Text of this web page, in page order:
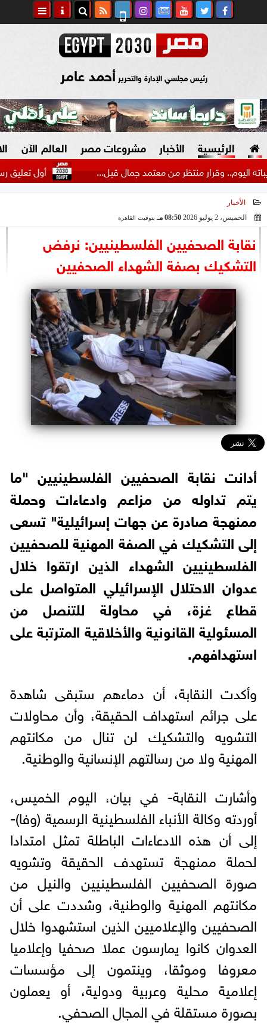
رئيس مجلسي الإدارة والتحرير أحمد عامر
الرئيسية الأخبار
السياسة
الرئاسة
البرلمان
الوزارات
الأحزاب
مشروعات مصر
صنع في مصر
العالم الآن
أول تعليق رسمي من وقرار منتظر من معتمد جمال قبل...
الأخبار
الخميس، 2 يوليو 2026
08:50 مـ بتوقيت القاهرة
نقابة الصحفيين الفلسطينيين: نرفض
التشكيك بصفة الشهداء الصحفيين
أدانت نقابة الصحفيين الفلسطينيين "ما
يتم تداوله من مزاعم وادعاءات وحملة
ممنهجة صادرة عن جهات إسرائيلية" تسعى
إلى التشكيك في الصفة المهنية للصحفيين
الفلسطينيين الشهداء الذين ارتقوا خلال
عدوان الاحتلال الإسرائيلي المتواصل على
قطاع غزة، في محاولة للتنصل من
المسئولية القانونية والأخلاقية المترتبة على
استهدافهم.
وأكدت النقابة، أن دماءهم ستبقى شاهدة
على جرائم استهداف الحقيقة، وأن محاولات
التشويه والتشكيك لن تنال من مكانتهم
المهنية ولا من رسالتهم الإنسانية والوطنية.
وأشارت النقابة- في بيان، اليوم الخميس،
أوردته وكالة الأنباء الفلسطينية الرسمية (وفا)-
إلى أن هذه الادعاءات الباطلة تمثل امتدادا
لحملة ممنهجة تستهدف الحقيقة وتشويه
صورة الصحفيين الفلسطينيين والنيل من
مكانتهم المهنية والوطنية، وشددت على أن
الصحفيين والإعلاميين الذين استشهدوا خلال
العدوان كانوا يمارسون عملا صحفيا وإعلاميا
معروفا وموثقا، وينتمون إلى مؤسسات
إعلامية محلية وعربية ودولية، أو يعملون
بصورة مستقلة في المجال الصحفي.